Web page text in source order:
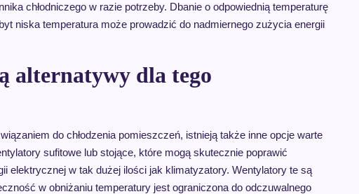
chłodniczego w razie potrzeby. Dbanie o odpowiednią temperaturę
niska temperatura może prowadzić do nadmiernego zużycia energii
alternatywy dla tego
do chłodzenia pomieszczeń, istnieją także inne opcje warte
sufitowe lub stojące, które mogą skutecznie poprawić
elektrycznej w tak dużej ilości jak klimatyzatory. Wentylatory te są
w obniżaniu temperatury jest ograniczona do odczuwalnego